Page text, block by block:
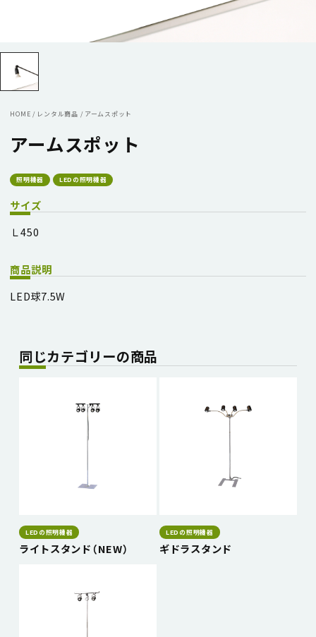
HOME / レンタル商品 / アームスポット
アームスポット
照明機器 LEDの照明機器
サイズ
Ｌ450
商品説明
LED球7.5W
同じカテゴリーの商品
LEDの照明機器
ライトスタンド（NEW）
LEDの照明機器
ギドラスタンド